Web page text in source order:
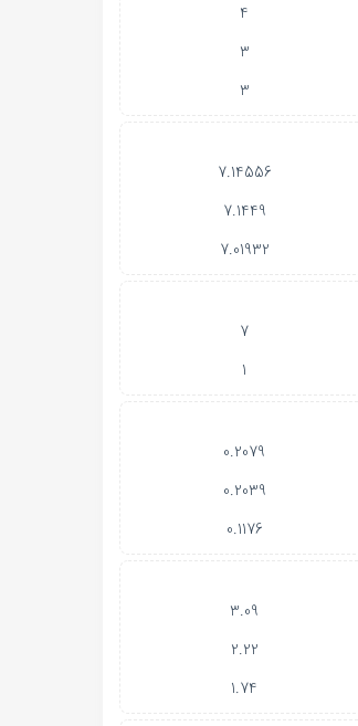
4
3
3
7.14556
7.1449
7.01932
7
1
0.2079
0.2039
0.1176
3.09
2.22
1.74